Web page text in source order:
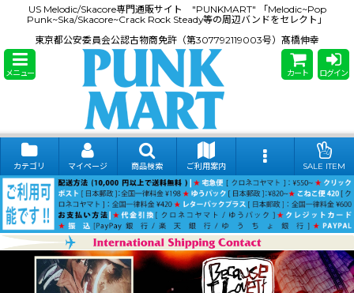
US Melodic/Skacore専門通販サイト "PUNKMART" 「Melodic~Pop
Punk~Ska/Skacore~Crack Rock Steady等の周辺バンドをセレクト」
東京都公安委員会公認古物商免許（第307792119003号）髙橋伸幸
メニュー カート ログイン
カテゴリ マイページ 商品検索 ご利用案内 SALE ITEM